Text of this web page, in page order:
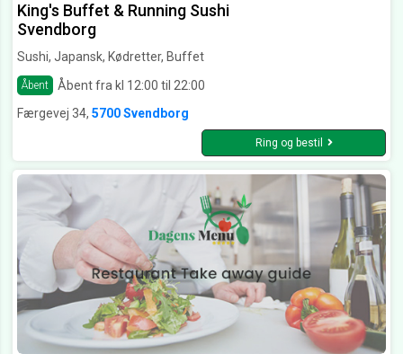
King's Buffet & Running Sushi
Svendborg
Sushi, Japansk, Kødretter, Buffet
Åbent
Åbent fra kl 12:00 til 22:00
Færgevej 34, 5700 Svendborg
Ring og bestil